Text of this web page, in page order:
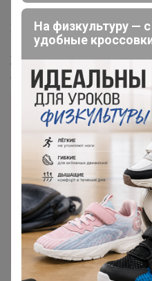
2 апреля, 2025 19:54
Жемчужина 94, Добрый
ok.ru/purchase/701607/lot/
Лот
1
2 799,6р
Аксессуар
Стоп 07
Тренди.
Турции
На физкультуру —
удобные